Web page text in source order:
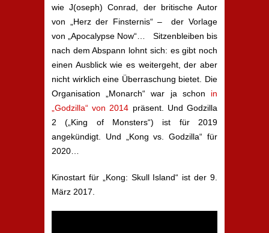
wie J(oseph) Conrad, der britische Autor
von „Herz der Finsternis“ – der Vorlage
von „Apocalypse Now“… Sitzenbleiben bis
nach dem Abspann lohnt sich: es gibt noch
einen Ausblick wie es weitergeht, der aber
nicht wirklich eine Überraschung bietet. Die
Organisation „Monarch“ war ja schon in
„Godzilla“ von 2014 präsent. Und Godzilla
2 („King of Monsters“) ist für 2019
angekündigt. Und „Kong vs. Godzilla“ für
2020…
Kinostart für „Kong: Skull Island“ ist der 9.
März 2017.